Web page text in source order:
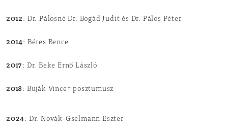
2012 : Dr. Pálosné Dr. Bogád Judit és Dr. Pálos Péter
2014: Béres Bence
2017 : Dr. Beke Ernő László
2018: Buják Vince† posztumusz
2024: Dr. Novák-Gselmann Eszter